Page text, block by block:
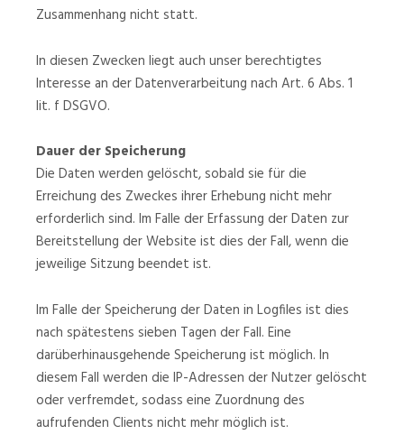
Zusammenhang nicht statt.
In diesen Zwecken liegt auch unser berechtigtes
Interesse an der Datenverarbeitung nach Art. 6 Abs. 1
lit. f DSGVO.
Dauer der Speicherung
Die Daten werden gelöscht, sobald sie für die
Erreichung des Zweckes ihrer Erhebung nicht mehr
erforderlich sind. Im Falle der Erfassung der Daten zur
Bereitstellung der Website ist dies der Fall, wenn die
jeweilige Sitzung beendet ist.
Im Falle der Speicherung der Daten in Logfiles ist dies
nach spätestens sieben Tagen der Fall. Eine
darüberhinausgehende Speicherung ist möglich. In
diesem Fall werden die IP-Adressen der Nutzer gelöscht
oder verfremdet, sodass eine Zuordnung des
aufrufenden Clients nicht mehr möglich ist.